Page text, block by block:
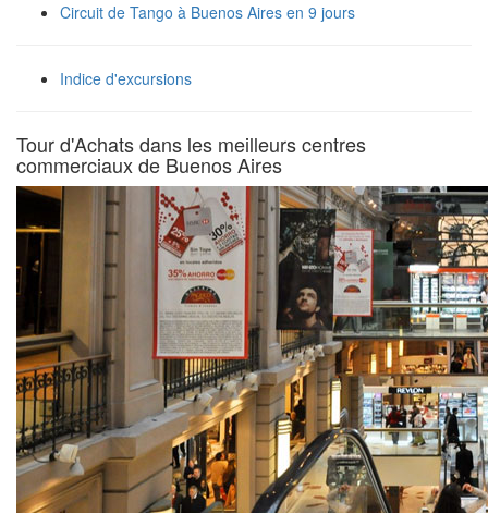
Circuit de Tango à Buenos Aires en 9 jours
Indice d'excursions
Tour d'Achats dans les meilleurs centres
commerciaux de Buenos Aires